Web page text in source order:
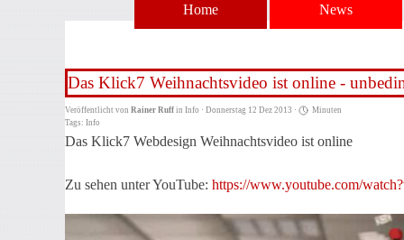
Home News
Das Klick7 Weihnachtsvideo ist online -
Veröffentlicht von Rainer Ruff in Info · Donnerstag 12 Dez 2013 ·
Minuten
Tags: Info
Das Klick7 Webdesign Weihnachtsvideo ist online
Zu sehen unter YouTube: https://www.youtube.com/